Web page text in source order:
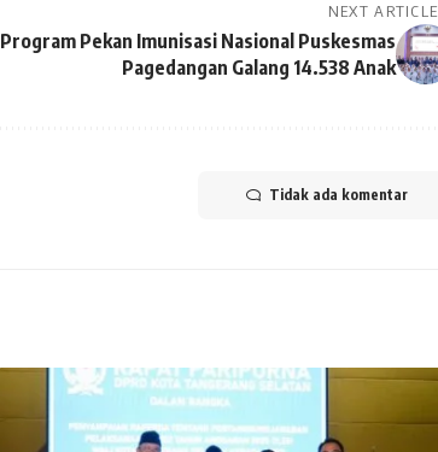
NEXT ARTICLE
Program Pekan Imunisasi Nasional Puskesmas
Pagedangan Galang 14.538 Anak
Tidak ada komentar